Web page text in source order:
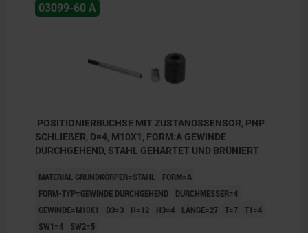
BK = Schwarz
03099-60 A
POSITIONIERBUCHSE MIT ZUSTANDSSENSOR, PNP
SCHLIEßER, D=4, M10X1, FORM:A GEWINDE
DURCHGEHEND, STAHL GEHÄRTET UND BRÜNIERT
MATERIAL GRUNDKÖRPER=STAHL
FORM=A
FORM-TYP=GEWINDE DURCHGEHEND
DURCHMESSER=4
GEWINDE=M10X1
D3=3 H=12 H3=4 LÄNGE=27 T=7 T1=4
SW1=4
SW2=5